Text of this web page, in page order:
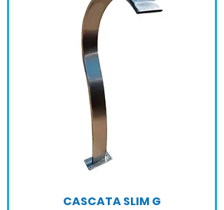
CASCATA SLIM G